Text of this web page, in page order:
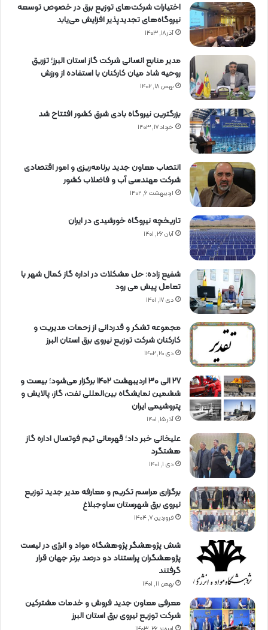
اختیارات شرکت‌های توزیع برق در خصوص توسعه
نیروگاه‌های تجدیدپذیر افزایش می‌یابد
آذر ۱۸, ۱۴۰۳
مدیر منابع انسانی شرکت گاز استان البرز؛ تزریق
روحیه شاد میان کارکنان با استفاده از ورزش
بهمن ۱۸, ۱۴۰۲
بزرگترین نیروگاه بادی شرق کشور افتتاح شد
خرداد ۱۷, ۱۴۰۳
انتصاب معاون جدید برنامه‌ریزی و امور اقتصادی
شرکت مهندسی آب و فاضلاب کشور
اردیبهشت ۶, ۱۴۰۲
تاریخچه نیروگاه خورشیدی در ایران
آبان ۲۶, ۱۴۰۱
شفیع زاده: حل مشکلات در اداره گاز کمال شهر با
تعامل پیش می رود
دی ۱۷, ۱۴۰۱
مجموعه تشکر و قدردانی از زحمات مدیریت و
کارکنان شرکت توزیع نیروی برق استان البرز
دی ۲۰, ۱۴۰۲
27 الی 30 اردیبهشت 1402 برگزار می‌شود؛ بیست و
ششمین نمایشگاه بین‌المللی نفت، گاز، پالایش و
پتروشیمی ایران
آذر ۱۵, ۱۴۰۱
علیخانی خبر داد؛ قهرمانی تیم فوتسال اداره گاز
هشتگرد
دی ۱, ۱۴۰۱
برگزاری مراسم تكریم و معارفه مدیر جدید توزیع
نیروی برق شهرستان ساوجبلاغ
فروردین ۷, ۱۴۰۴
شش پژوهشگر پژوهشگاه مواد و انرژی در لیست
پژوهشگران پراستناد دو درصد برتر جهان قرار
گرفتند
بهمن ۱۱, ۱۴۰۱
معرفی معاون جدید فروش و خدمات مشتركین
شركت توزیع نیروی برق استان البرز